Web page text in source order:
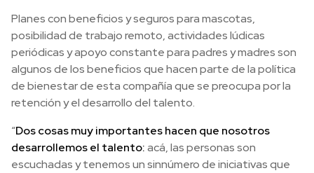
Planes con beneficios y seguros para mascotas,
posibilidad de trabajo remoto, actividades lúdicas
periódicas y apoyo constante para padres y madres son
algunos de los beneficios que hacen parte de la política
de bienestar de esta compañía que se preocupa por la
retención y el desarrollo del talento.
“Dos cosas muy importantes hacen que nosotros
desarrollemos el talento:acá, las personas son
escuchadas y tenemos un sinnúmero de iniciativas que